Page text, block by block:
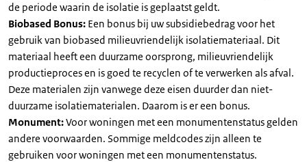
de periode waarin de isolatie is geplaatst geldt.
Biobased Bonus: Een bonus bij uw subsidiebedrag voor het
gebruik van biobased milieuvriendelijk isolatiemateriaal. Dit
materiaal heeft een duurzame oorsprong, milieuvriendelijk
productieproces en is goed te recyclen of te verwerken als afval.
Deze materialen zijn vanwege deze eisen duurder dan niet-
duurzame isolatiematerialen. Daarom is er een bonus.
Monument:Voor woningen met een monumentenstatus gelden
andere voorwaarden. Sommige meldcodes zijn alleen te
gebruiken voor woningen met een monumentenstatus.